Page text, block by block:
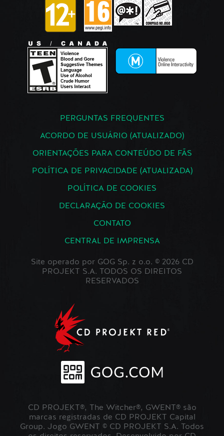
PERGUNTAS FREQUENTES
ACORDO DE USUÁRIO (ATUALIZADO)
ORIENTAÇÕES PARA CONTEÚDO DE FÃS
POLÍTICA DE PRIVACIDADE (ATUALIZADA)
POLÍTICA DE COOKIES
DECLARAÇÃO DE COOKIES
CONTATO
CENTRAL DE IMPRENSA
Site operado por GOG Sp. z o.o. © 2026 CD
PROJEKT S.A. TODOS OS DIREITOS
RESERVADOS
CD PROJEKT®, The Witcher®, GWENT® são
marcas registradas de CD PROJEKT Capital
Group. Jogo GWENT © CD PROJEKT S.A. Todos